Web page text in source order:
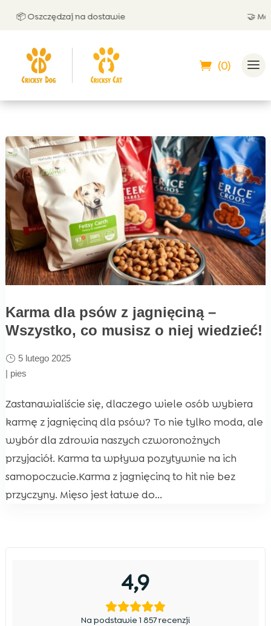
📦 Oszczędzaj na dostawie 🤝
(0)
Karma dla psów z jagnięciną –
Wszystko, co musisz o niej wiedzieć!
5 lutego 2025
| pies
Zastanawialiście się, dlaczego wiele osób wybiera
karmę z jagnięciną dla psów? To nie tylko moda, ale
wybór dla zdrowia naszych czworonożnych
przyjaciół. Karma ta wpływa pozytywnie na ich
samopoczucie.Karma z jagnięciną to hit nie bez
przyczyny. Mięso jest łatwe do...
4,9
Na podstawie 1 857 recenzji